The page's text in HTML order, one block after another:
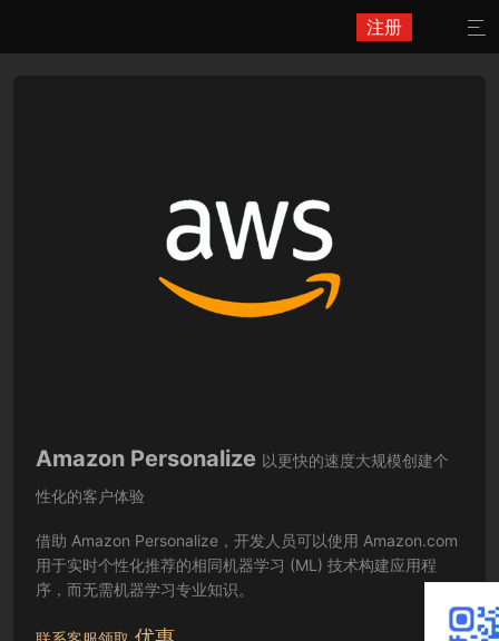
注册 
Amazon Personalize 以更快的速度大规模创建个
性化的客户体验
借助 Amazon Personalize，开发人员可以使用 Amazon.com
用于实时个性化推荐的相同机器学习 (ML) 技术构建应用程
序，而无需机器学习专业知识。